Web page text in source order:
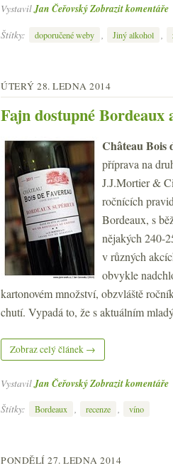
VystavilJan ČeřovskýZobrazit komentáře
Štítky:
doporučené weby Jiný alkohol
ÚTERÝ 28. LEDNA 2014
Fajn dostupné
Château Bois
příprava na
J.J.Mortier &
ročnících
Bordeaux, s
nějakých 240-
v různých
obvykle
kartonovém množství, obzvláště
chutí. Vypadá to, že s aktuálním
Zobraz celý článek →
Vystavil Jan ČeřovskýZobrazit komentáře
Štítky:
Bordeaux , recenze , víno
PONDĚLÍ 27. LEDNA 2014